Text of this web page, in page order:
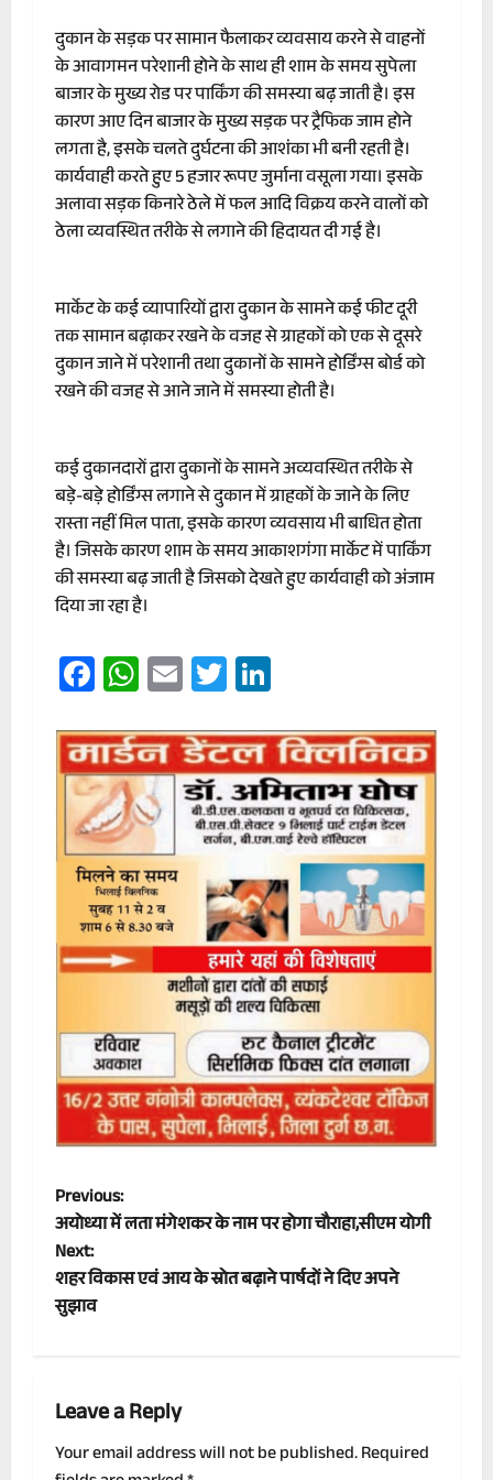
दुकान के सड़क पर सामान फैलाकर व्यवसाय करने से वाहनों
के आवागमन परेशानी होने के साथ ही शाम के समय सुपेला
बाजार के मुख्य रोड पर पार्किंग की समस्या बढ़ जाती है। इस
कारण आए दिन बाजार के मुख्य सड़क पर ट्रैफिक जाम होने
लगता है, इसके चलते दुर्घटना की आशंका भी बनी रहती है।
कार्यवाही करते हुए 5 हजार रूपए जुर्माना वसूला गया। इसके
अलावा सड़क किनारे ठेले में फल आदि विक्रय करने वालों को
ठेला व्यवस्थित तरीके से लगाने की हिदायत दी गई है।
मार्केट के कई व्यापारियों द्वारा दुकान के सामने कई फीट दूरी
तक सामान बढ़ाकर रखने के वजह से ग्राहकों को एक से दूसरे
दुकान जाने में परेशानी तथा दुकानों के सामने होर्डिंग्स बोर्ड को
रखने की वजह से आने जाने में समस्या होती है।
कई दुकानदारों द्वारा दुकानों के सामने अव्यवस्थित तरीके से
बड़े-बड़े होर्डिंग्स लगाने से दुकान में ग्राहकों के जाने के लिए
रास्ता नहीं मिल पाता, इसके कारण व्यवसाय भी बाधित होता
है। जिसके कारण शाम के समय आकाशगंगा मार्केट में पार्किंग
की समस्या बढ़ जाती है जिसको देखते हुए कार्यवाही को अंजाम
दिया जा रहा है।
Facebook
WhatsApp
EmailTwitter
P
o
s
n
a
Previous:
अयोध्या में लता मंगेशकर के नाम पर होगा चौराहा,सीएम योगी
Next:
शहर विकास एवं आय के स्रोत बढ़ाने पार्षदों ने दिए अपने
सुझाव
Leave a Reply
Your email address will not be published.Required